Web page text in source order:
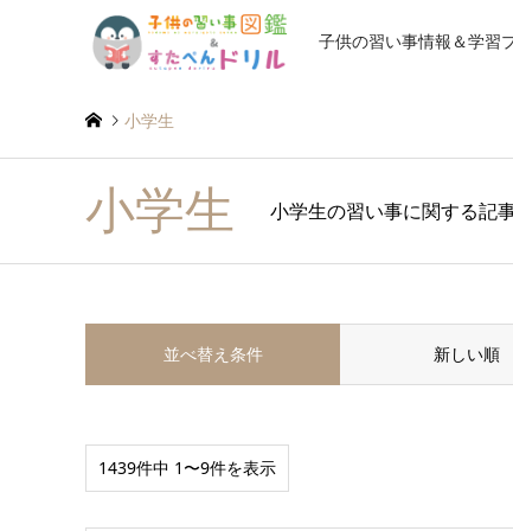
子供の習い事情報＆学習
小学生
小学生 小学生の習い事に関する記
並べ替え条件 新しい順
1439件中 1〜9件を表示